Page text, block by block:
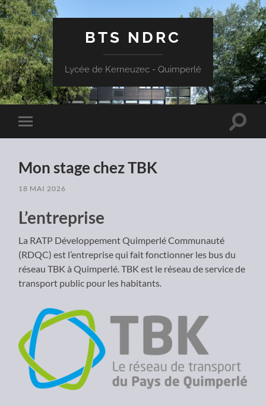
BTS NDRC
Lycée de Kerneuzec - Quimperlé
Toggle
mobile
Toggle
Mon stage chez TBK
18 MAI 2026
L’entreprise
La RATP Développement Quimperlé Communauté
(RDQC) est l’entreprise qui fait fonctionner les bus du
réseau TBK à Quimperlé. TBK est le réseau de service de
transport public pour les habitants.